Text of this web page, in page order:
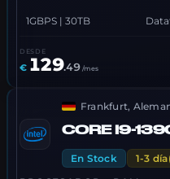
1GBPS | 30TB
DESDE
€ 129.49 /mes
Frankfurt,
CORE I9-
En Stock
1-3